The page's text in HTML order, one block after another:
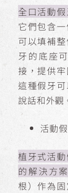
全口活動
它們包含
可以填補
牙的底座
接，提供
這種假牙
說話和外觀
活動
植牙式活
的解決方案
根）作為